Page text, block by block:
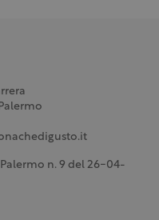
n. 9 del 26-04-